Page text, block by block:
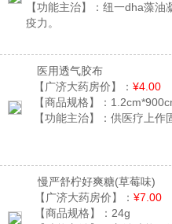
【功能主治】： 纽一dha藻油
疫力。
医用透气胶布
【广济大药房价】： ¥4.00
【商品规格】：
【功能主治】： 供医疗上作
慢严舒柠好爽糖(草莓味)
【广济大药房价】： ¥7.00
【商品规格】： 24g